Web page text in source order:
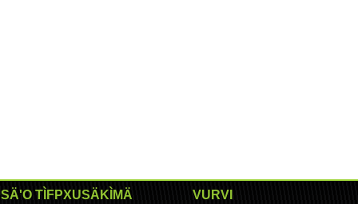
SÄ'O TÌFPXUSÄKÌMÄ VURVI